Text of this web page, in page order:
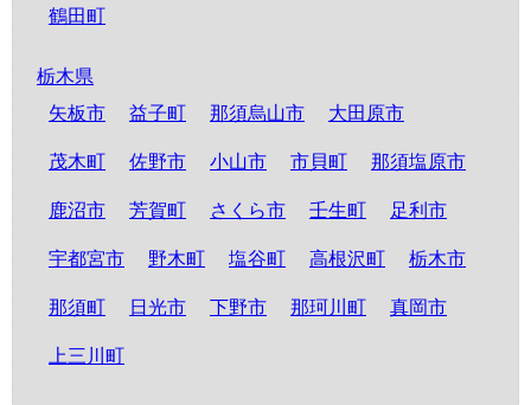
鶴田町
栃木県
矢板市
益子町 那須烏山市 大田原市
茂木町 佐野市 小山市 市貝町 那須塩原市
鹿沼市 芳賀町 さくら市 壬生町 足利市
宇都宮市 野木町 塩谷町 高根沢町 栃木市
那須町 日光市 下野市 那珂川町 真岡市
上三川町